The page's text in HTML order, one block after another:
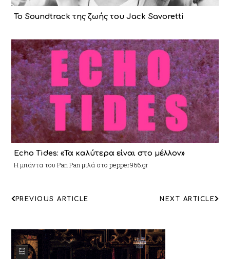
Το Soundtrack της ζωής του Jack Savoretti
Echo Tides: «Τα καλύτερα είναι στο μέλλον»
Η μπάντα του Pan Pan μιλά στο pepper966.gr
ΠΛΟΗΓΗΣΗ
NEXT ARTICLE
PREVIOUS ARTICLE